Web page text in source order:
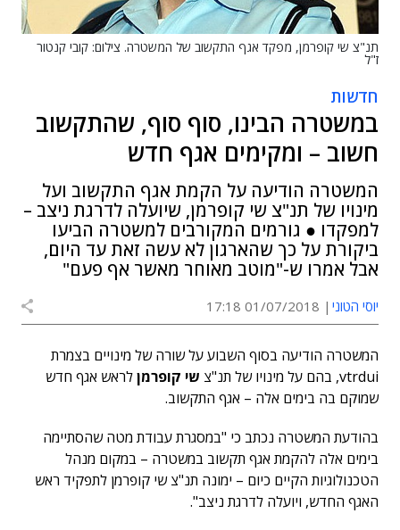
תנ"צ שי קופרמן, מפקד אגף התקשוב של המשטרה. צילום: קובי קנטור
ז"ל
חדשות
במשטרה הבינו, סוף סוף, שהתקשוב
חשוב – ומקימים אגף חדש
המשטרה הודיעה על הקמת אגף התקשוב ועל
מינויו של תנ"צ שי קופרמן, שיועלה לדרגת ניצב –
למפקדו ● גורמים המקורבים למשטרה הביעו
ביקורת על כך שהארגון לא עשה זאת עד היום,
אבל אמרו ש-"מוטב מאוחר מאשר אף פעם"
יוסי הטוני 01/07/2018 17:18
המשטרה הודיעה בסוף השבוע על שורה של מינויים בצמרת
vtrdui, בהם על מינויו של תנ"צ
שי קופרמןלראש אגף חדש
שמוקם בה בימים אלה – אגף התקשוב.
בהודעת המשטרה נכתב כי "במסגרת עבודת מטה שהסתיימה
בימים אלה להקמת אגף תקשוב במשטרה – במקום מנהל
הטכנולוגיות הקיים כיום – ימונה תנ"צ שי קופרמן לתפקיד ראש
האגף החדש, ויועלה לדרגת ניצב".